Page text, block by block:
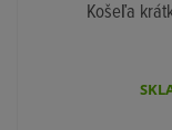
Košeľa